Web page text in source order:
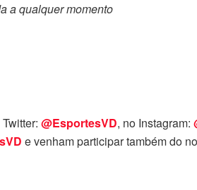
a qualquer momento
@EsportesVD, no Instagram:
e venham participar também do